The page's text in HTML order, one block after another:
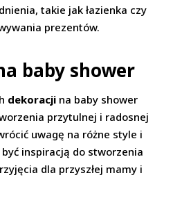
takie jak łazienka czy
prezentów.
baby shower
dekoracji na baby shower
przytulnej i radosnej
uwagę na różne style i
inspiracją do stworzenia
dla przyszłej mamy i